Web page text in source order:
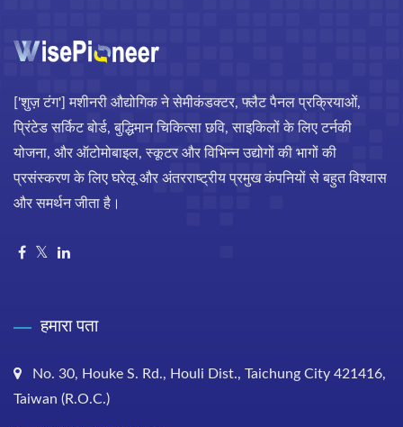
['शुज़ टंग'] मशीनरी औद्योगिक ने सेमीकंडक्टर, फ्लैट पैनल प्रक्रियाओं,
प्रिंटेड सर्किट बोर्ड, बुद्धिमान चिकित्सा छवि, साइकिलों के लिए टर्नकी
योजना, और ऑटोमोबाइल, स्कूटर और विभिन्न उद्योगों की भागों की
प्रसंस्करण के लिए घरेलू और अंतरराष्ट्रीय प्रमुख कंपनियों से बहुत विश्वास
और समर्थन जीता है।
हमारा पता
No. 30, Houke S. Rd., Houli Dist., Taichung City 421416,
Taiwan (R.O.C.)